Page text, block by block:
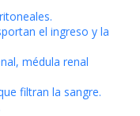
el ingreso y la
médula renal
filtran la sangre.